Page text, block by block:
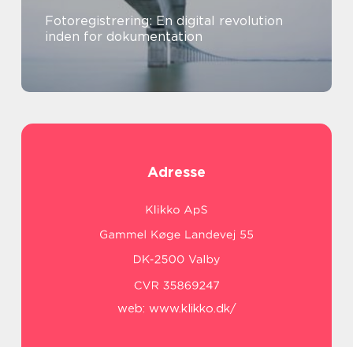
Fotoregistrering: En digital revolution
inden for dokumentation
Adresse
web: www.klikko.dk/